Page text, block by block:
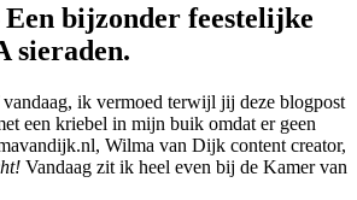
bijzonder feestelijke
sieraden.
vandaag, ik vermoed terwijl jij deze blogpost
een kriebel in mijn buik omdat er geen
Wilma van Dijk content creator,
Vandaag zit ik heel even bij de Kamer van